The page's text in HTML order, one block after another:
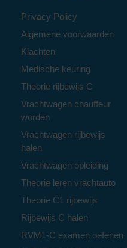
Privacy Policy
Algemene voorwaarden
Klachten
Medische keuring
Theorie rijbewijs C
Vrachtwagen chauffeur
worden
Vrachtwagen rijbewijs
halen
Vrachtwagen opleiding
Theorie leren vrachtauto
Theorie C1 rijbewijs
Rijbewijs C halen
RVM1-C examen oefenen